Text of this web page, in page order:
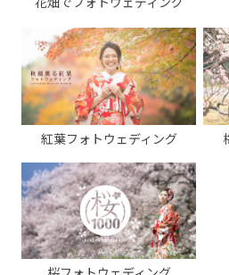
紅葉フォトウェディング